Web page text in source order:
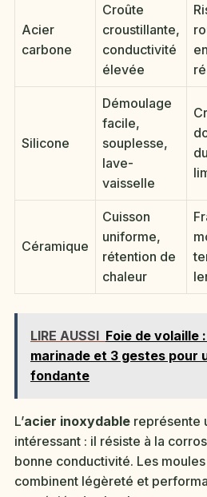
Acier
carbone
Croûte
croustillante,
conductivité
élevée
Silicone
Démoulage
facile,
souplesse,
lave-
vaisselle
Céramique
Cuisson
uniforme,
rétention de
chaleur
LIRE AUSSI Foie de volaille
marinade et 3 gestes pour
fondante
L’acier inoxydable représente
intéressant : il résiste à la
bonne conductivité. Les
combinent légèreté et